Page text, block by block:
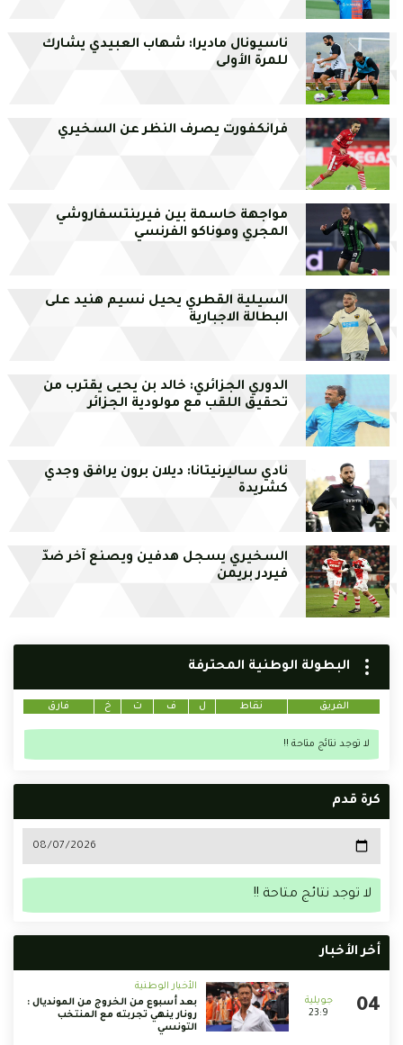
ناسيونال ماديرا: شهاب العبيدي يشارك
للمرة الأولى
فرانكفورت يصرف النظر عن السخيري
مواجهة حاسمة بين فيرينتسفاروشي
المجري وموناكو الفرنسي
السيلية القطري يحيل نسيم هنيد على
البطالة الاجبارية
الدوري الجزائري: خالد بن يحيى يقترب من
تحقيق اللقب مع مولودية الجزائر
نادي ساليرنيتانا: ديلان برون يرافق وجدي
كشريدة
السخيري يسجل هدفين ويصنع آخر ضدّ
فيردر بريمن
البطولة الوطنية المحترفة
الفريق نقاط ل ف ت خ فارق
لا توجد نتائج متاحة !!
كرة قدم
لا توجد نتائج متاحة !!
أخر الأخبار
23:9
الأخبار الوطنية
بعد أسبوع من الخروج من المونديال :
رونار ينهي تجربته مع المنتخب
التونسي